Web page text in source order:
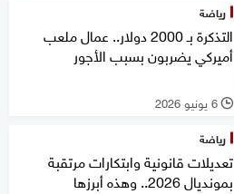
رياضة
التذكرة بـ 2000 دولار.. عمال ملعب
أميركي يضربون بسبب الأجور
l 6 يونيو 2026
رياضة
تعديلات قانونية وابتكارات مرتقبة
بمونديال 2026.. وهذه أبرزها